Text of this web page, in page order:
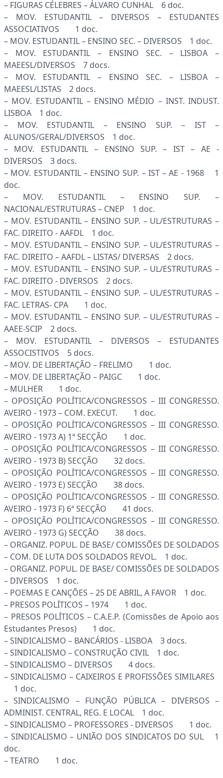
– FIGURAS CÉLEBRES – ÁLVARO CUNHAL 6 doc.
– MOV. ESTUDANTIL – DIVERSOS – ESTUDANTES
ASSOCIATIVOS 1 doc.
– MOV. ESTUDANTIL – ENSINO SEC. – DIVERSOS 1 doc.
– MOV. ESTUDANTIL – ENSINO SEC. – LISBOA –
MAEESL/DIVERSOS 7 docs.
– MOV. ESTUDANTIL – ENSINO SEC. – LISBOA –
MAEESL/LISTAS 2 docs.
– MOV. ESTUDANTIL – ENSINO MÉDIO – INST. INDUST.
LISBOA 1 doc.
– MOV. ESTUDANTIL – ENSINO SUP. – IST –
ALUNOS/GERAL/DIVERSOS 1 doc.
– MOV. ESTUDANTIL – ENSINO SUP. – IST – AE -
DIVERSOS 3 docs.
– MOV. ESTUDANTIL – ENSINO SUP. – IST – AE - 1968 1
doc.
– MOV. ESTUDANTIL – ENSINO SUP. –
NACIONAL/ESTRUTURAS – CNEP 1 doc.
– MOV. ESTUDANTIL – ENSINO SUP. – UL/ESTRUTURAS –
FAC. DIREITO - AAFDL 1 doc.
– MOV. ESTUDANTIL – ENSINO SUP. – UL/ESTRUTURAS –
FAC. DIREITO – AAFDL – LISTAS/ DIVERSAS 2 docs.
– MOV. ESTUDANTIL – ENSINO SUP. – UL/ESTRUTURAS –
FAC. DIREITO - DIVERSOS 2 docs.
– MOV. ESTUDANTIL – ENSINO SUP. – UL/ESTRUTURAS –
FAC. LETRAS- CPA 1 doc.
– MOV. ESTUDANTIL – ENSINO SUP. – UL/ESTRUTURAS –
AAEE-SCIP 2 docs.
– MOV. ESTUDANTIL – DIVERSOS – ESTUDANTES
ASSOCISTIVOS 5 docs.
– MOV. DE LIBERTAÇÃO – FRELIMO 1 doc.
– MOV. DE LIBERTAÇÃO – PAIGC 1 doc.
– MULHER 1 doc.
– OPOSIÇÃO POLÍTICA/CONGRESSOS – III CONGRESSO.
AVEIRO - 1973 – COM. EXECUT. 1 doc.
– OPOSIÇÃO POLÍTICA/CONGRESSOS – III CONGRESSO.
AVEIRO - 1973 A) 1ª SECÇÃO 1 doc.
– OPOSIÇÃO POLÍTICA/CONGRESSOS – III CONGRESSO.
AVEIRO - 1973 B) SECÇÃO 32 docs.
– OPOSIÇÃO POLÍTICA/CONGRESSOS – III CONGRESSO.
AVEIRO - 1973 E) SECÇÃO 38 docs.
– OPOSIÇÃO POLÍTICA/CONGRESSOS – III CONGRESSO.
AVEIRO - 1973 F) 6ª SECÇÃO 41 docs.
– OPOSIÇÃO POLÍTICA/CONGRESSOS – III CONGRESSO.
AVEIRO - 1973 G) SECÇÃO 38 docs.
– ORGANIZ. POPUL. DE BASE/ COMISSÕES DE SOLDADOS
– COM. DE LUTA DOS SOLDADOS REVOL. 1 doc.
– ORGANIZ. POPUL. DE BASE/ COMISSÕES DE SOLDADOS
– DIVERSOS 1 doc.
– POEMAS E CANÇÕES – 25 DE ABRIL, A FAVOR 1 doc.
– PRESOS POLÍTICOS – 1974 1 doc.
– PRESOS POLÍTICOS – C.A.E.P. (Comissões de Apoio aos
Estudantes Presos) 1 doc.
– SINDICALISMO – BANCÁRIOS - LISBOA 3 docs.
– SINDICALISMO – CONSTRUÇÃO CIVIL 1 doc.
– SINDICALISMO – DIVERSOS 4 docs.
– SINDICALISMO – CAIXEIROS E PROFISSÕES SIMILARES
1 doc.
– SINDICALISMO – FUNÇÃO PÚBLICA – DIVERSOS –
ADMINIST. CENTRAL, REG. E LOCAL 1 doc.
– SINDICALISMO – PROFESSORES - DIVERSOS 1 doc.
– SINDICALISMO – UNIÃO DOS SINDICATOS DO SUL 1
doc.
– TEATRO 1 doc.